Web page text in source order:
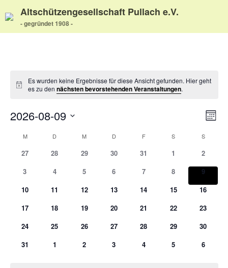
Wir über uns
Vorstand
Vorstandshistorie
Blasrohr
Luftgewehr
Altschützengesellschaft Pullach e.V.
- gegründet 1908 -
Notice
Es wurden keine Ergebnisse für diese Ansicht gefunden. Hier geht
es zu dennächsten bevorstehenden Veranstaltungen.
Monat
2026-08-09
wählen.
Kalender
von
Veranstaltungen
MMONTAG D DIENSTAGM MITTWOCH
DDONNERSTAG
FFREITAG S SAMSTAGS
27 28 29 30 31 1
2
3
4 5 6 7 8
9
10
11 12 13 14 15
16
17
18 19 20 21 22
23
24
25 26 27 28 29
30
31
1 2 3 4 5 6